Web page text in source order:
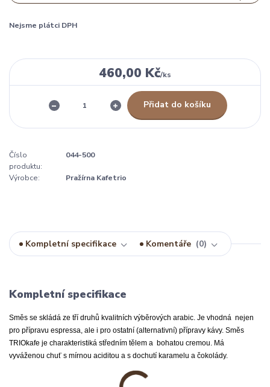
Nejsme plátci DPH
460,00 Kč/ks
Přidat do košíku
Číslo
produktu:
044-500
Výrobce: Pražírna Kafetrio
Kompletní specifikace Komentáře 0
Kompletní specifikace
Směs se skládá ze tří druhů kvalitních výběrových arabic. Je vhodná nejen
pro přípravu espressa, ale i pro ostatní (alternativní) přípravy kávy. Směs
TRIOkafe je charakteristiká středním tělem a bohatou cremou. Má
vyváženou chuť s mírnou aciditou a s dochutí karamelu a čokolády.